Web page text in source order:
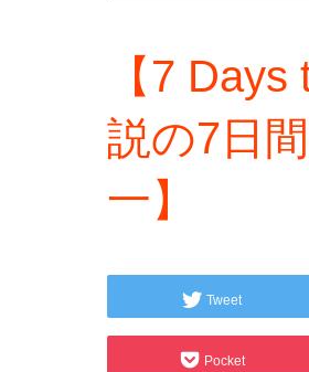
【7
説の7日
一】
Tweet
Pocket